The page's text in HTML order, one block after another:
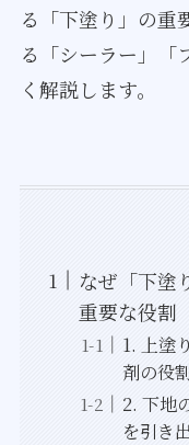
る「下塗り」の重
る「シーラー」「
く解説します。
なぜ「下塗
重要な役割
1. 上塗
剤の役割
2. 下地
を引き